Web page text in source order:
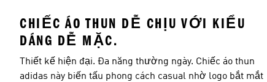
CHIẾC ÁO THUN DỄ CHỊU VỚI KIỂU
DÁNG DỄ MẶC.
Thiết kế hiện đại. Đa năng thường ngày. Chiếc áo thun
adidas này biến tấu phong cách casual nhờ logo bắt mắt